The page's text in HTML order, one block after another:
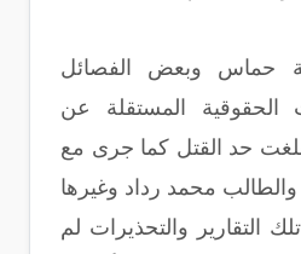
حماس وبعض الفصائل
الحقوقية المستقلة عن
بلغت حد القتل كما جرى مع
محمد رداد وغيرها
التقارير والتحذيرات لم